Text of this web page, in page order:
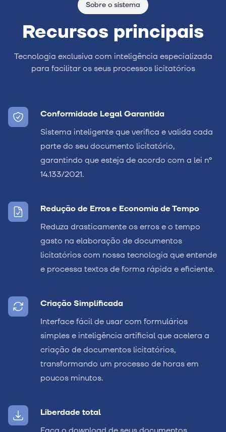
Sobre o sistema
Recursos principais
Tecnologia exclusiva com inteligência especializada
para facilitar os seus processos licitatórios
Conformidade Legal Garantida
Sistema inteligente que verifica e valida cada
parte do seu documento licitatório,
garantindo que esteja de acordo com a lei nº
14.133/2021.
Redução de Erros e Economia de Tempo
Reduza drasticamente os erros e o tempo
gasto na elaboração de documentos
licitatórios com nossa tecnologia que entende
e processa textos de forma rápida e eficiente.
Criação Simplificada
Interface fácil de usar com formulários
simples e inteligência artificial que acelera a
criação de documentos licitatórios,
transformando um processo de horas em
poucos minutos.
Liberdade total